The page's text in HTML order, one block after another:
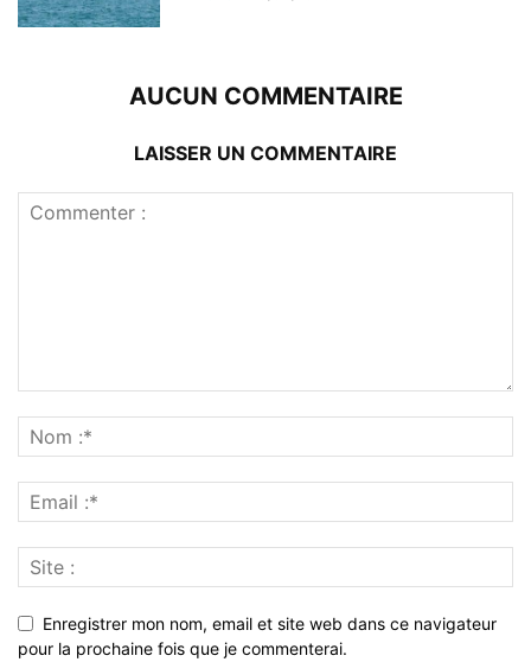
AUCUN COMMENTAIRE
LAISSER UN COMMENTAIRE
Enregistrer mon nom, email et site web dans ce navigateur
pour la prochaine fois que je commenterai.